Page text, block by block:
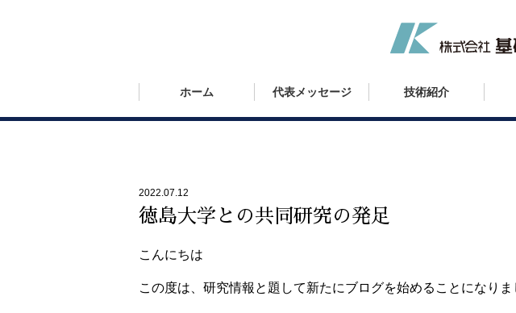
ホーム 代表メッセージ 技術紹介
2022.07.12
徳島大学との共同研究の発足
こんにちは
この度は、研究情報と題して新たにブログを始めることになりま